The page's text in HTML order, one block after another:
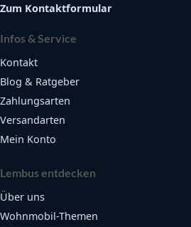
Zum Kontaktformular
Infos & Service
Kontakt
Blog & Ratgeber
Zahlungsarten
Versandarten
Mein Konto
Lembus entdecken
Über uns
Wohnmobil-Themen